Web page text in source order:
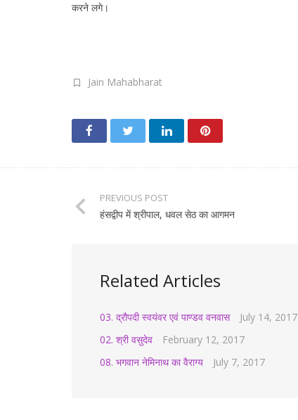
करने लगे।
Jain Mahabharat
PREVIOUS POST
हंसद्वीप में श्रीपाल, धवल सेठ का आगमन
Related Articles
03. द्रौपदी स्वयंवर एवं पाण्डव वनवास
July 14, 2017
02. श्री वसुदेव
February 12, 2017
08. भगवान नेमिनाथ का वैराग्य
July 7, 2017